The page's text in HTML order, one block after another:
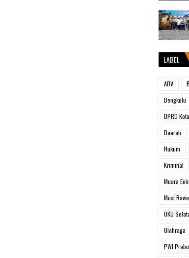
LABEL
ADV
Bengkulu
DPRD
Daerah
Hukum
Kriminal
Muara
Musi
OKU
Olahraga
PWI